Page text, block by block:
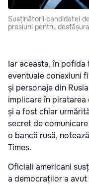
Susținătorii candidatei
presiuni pentru
Iar aceasta, în
eventuale conexiuni
și personaje din
implicare în
și a fost chiar
secret de
o bancă rusă,
Times.
Oficiali americani
a democraților a